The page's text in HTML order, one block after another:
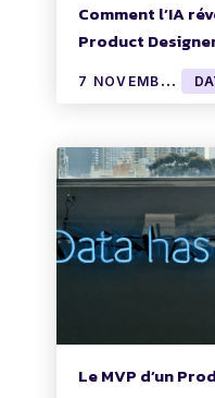
Comment l’IA
Product
7
NOVEMBRE 2023
Le MVP d’un